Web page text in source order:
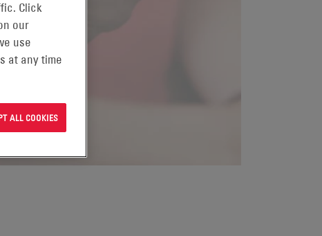
Click
our
use
at any time
ALL COOKIES